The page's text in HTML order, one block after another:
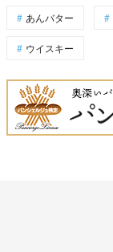
あんバター
ウイスキー